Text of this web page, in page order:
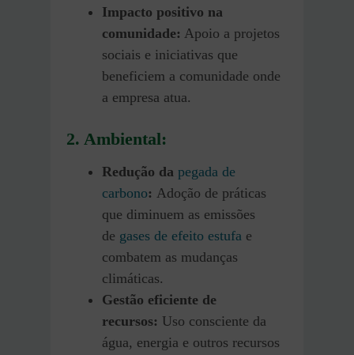
Impacto positivo na
comunidade: Apoio a projetos
sociais e iniciativas que
beneficiem a comunidade onde
a empresa atua.
2. Ambiental:
Redução da pegada de
carbono: Adoção de práticas
que diminuem as emissões
de gases de efeito estufa e
combatem as mudanças
climáticas.
Gestão eficiente de
recursos: Uso consciente da
água, energia e outros recursos